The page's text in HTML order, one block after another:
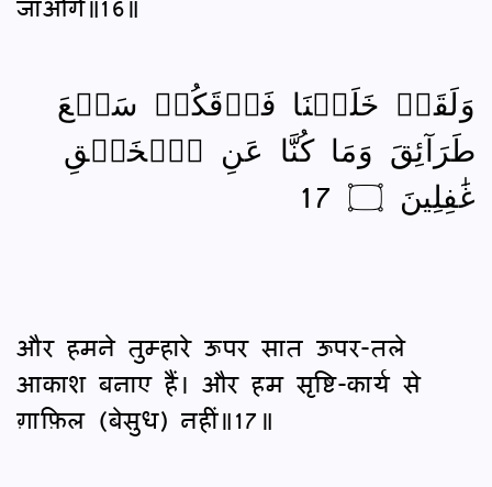
وَلَقَدۡ خَلَقۡنَا فَوۡقَكُمۡ سَبۡعَ
طَرَآئِقَ وَمَا كُنَّا عَنِ ٱلۡخَلۡقِ
غَٰفِلِينَ ۝ 17
और हमने तुम्हारे ऊपर सात ऊपर-तले
आकाश बनाए हैं। और हम सृष्टि-कार्य से
ग़ाफ़िल (बेसुध) नहीं॥17॥